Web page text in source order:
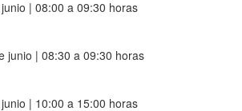
| 08:00 a 09:30 horas
junio | 08:30 a 09:30 horas
| 10:00 a 15:00 horas